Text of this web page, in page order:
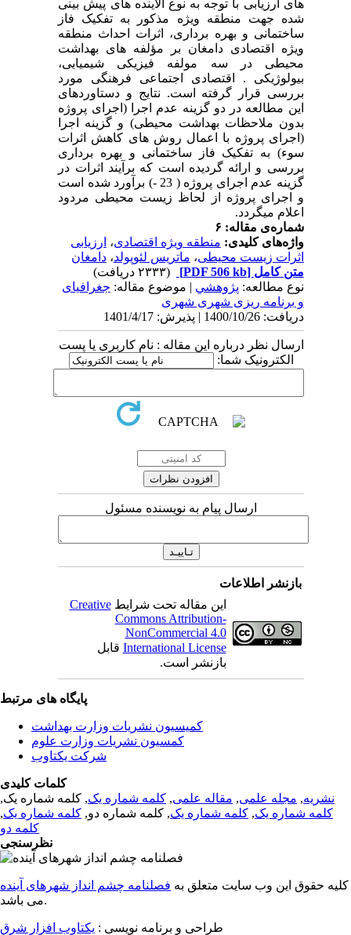
های ارزیابی با توجه به نوع آلاینده های پیش بینی
شده جهت منطقه ویژه مذکور به تفکیک فاز
ساختمانی و بهره برداری، اثرات احداث منطقه
ویژه اقتصادی دامغان بر مؤلفه های بهداشت
محیطی در سه مولفه فیزیکی شیمیایی،
بیولوژیکی . اقتصادی اجتماعی فرهنگی مورد
بررسی قرار گرفته است. نتایج و دستاوردهای
این مطالعه در دو گزینه عدم اجرا (اجرای پروژه
بدون ملاحظات بهداشت محیطی) و گزینه اجرا
(اجرای پروژه با اعمال روش های کاهش اثرات
سوء) به تفکیک فاز ساختمانی و بهره برداری
بررسی و ارائه گردیده است که برآیند اثرات در
گزینه عدم اجرای پروژه ( 23 -) برآورد شده است
و اجرای پروژه از لحاظ زیست محیطی مردود
اعلام می­گردد.
شماره‌ی مقاله: ۶
واژه‌های کلیدی: منطقه ویژه اقتصادی، ارزیابی
اثرات زیست محیطی، ماتریس لئوپولد،دامغان
متن کامل [PDF 506 kb]
(۲۳۳۳ دریافت)
نوع مطالعه: پژوهشي | موضوع مقاله: جغرافیای
و برنامه ریزی شهری شهری
دریافت: 1400/10/26 | پذیرش: 1401/4/17
ارسال نظر درباره این مقاله : نام کاربری یا پست
الکترونیک شما:
ارسال پیام به نویسنده مسئول
بازنشر اطلاعات
این مقاله تحت شرایطCreative
Commons Attribution-
NonCommercial 4.0
International License قابل
بازنشر است.
پایگاه های مرتبط
کمیسیون نشریات وزارت بهداشت
کمسیون نشریات وزارت علوم
شرکت یکتاوب
کلمات کلیدی
نشریه, مجله علمی, مقاله علمی, کلمه شماره یک, کلمه شماره یک,
کلمه شماره یک, کلمه شماره یک, کلمه شماره دو, کلمه شماره یک,
کلمه دو
نظرسنجی
کلیه حقوق این وب سایت متعلق به فصلنامه چشم انداز شهرهای آینده
می باشد.
طراحی و برنامه نویسی : یکتاوب افزار شرق